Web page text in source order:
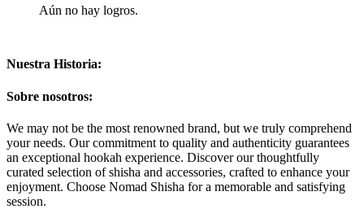
Aún no hay logros.
Nuestra Historia:
Sobre nosotros:
We may not be the most renowned brand, but we truly comprehend
your needs. Our commitment to quality and authenticity guarantees
an exceptional hookah experience. Discover our thoughtfully
curated selection of shisha and accessories, crafted to enhance your
enjoyment. Choose Nomad Shisha for a memorable and satisfying
session.